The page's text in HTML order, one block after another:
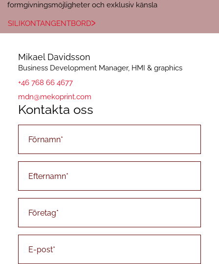
formgivningsmöjligheter och exklusiv känsla
SILIKONTANGENTBORD
Mikael Davidsson
Business Development Manager, HMI & graphics
+46 768 66 4677
mdn@mekoprint.com
Kontakta oss